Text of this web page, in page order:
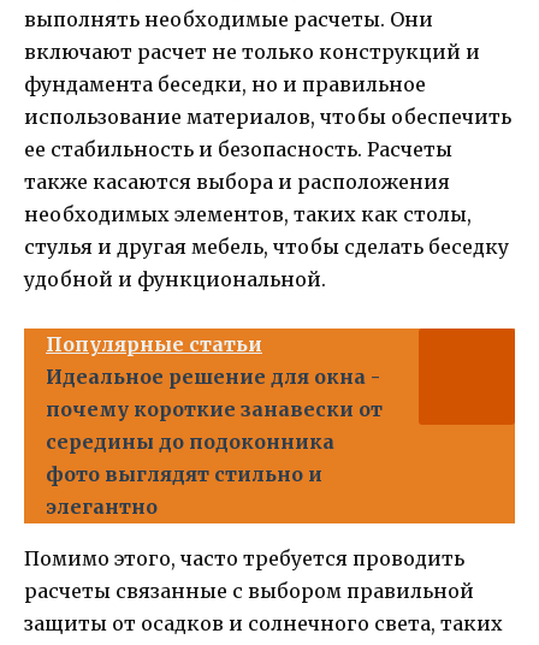
выполнять необходимые расчеты. Они
включают расчет не только конструкций и
фундамента беседки, но и правильное
использование материалов, чтобы обеспечить
ее стабильность и безопасность. Расчеты
также касаются выбора и расположения
необходимых элементов, таких как столы,
стулья и другая мебель, чтобы сделать беседку
удобной и функциональной.
Популярные статьи
Идеальное решение для окна -
почему короткие занавески от
середины до подоконника
фото выглядят стильно и
элегантно
Помимо этого, часто требуется проводить
расчеты связанные с выбором правильной
защиты от осадков и солнечного света, таких